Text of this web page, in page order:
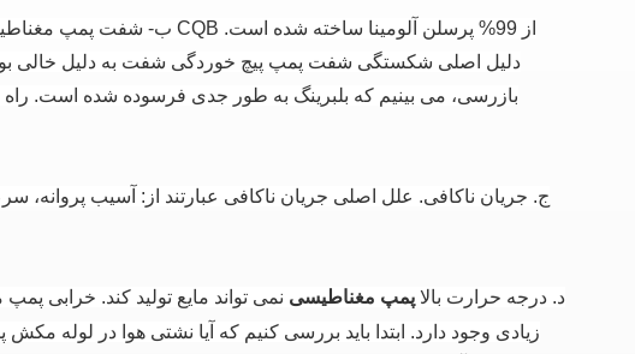
ب- شفت پمپ
دلیل اصلی شکستگی شفت پمپ پیچ خوردگی شفت به دلیل خالی
بازرسی، می بینیم که بلبرینگ به طور جدی فرسوده شده است.
ج. جریان ناکافی. علل اصلی جریان ناکافی عبارتند از: آسیب پروانه،
د. درجه حرارت بالاپمپ مغناطیسی نمی تواند مایع تولید کند. خرابی پمپ
زیادی وجود دارد. ابتدا باید بررسی کنیم که آیا نشتی هوا در لوله